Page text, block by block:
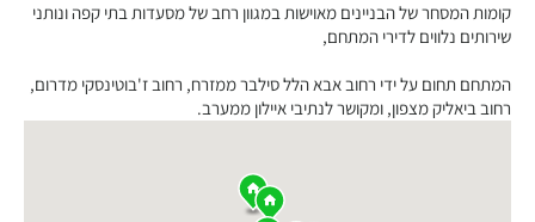
קומות המסחר של הבניינים מאוישות במגוון רחב של מסעדות בתי קפה ונותני
שירותים נלווים לדירי המתחם,
המתחם תחום על ידי רחוב אבא הלל סילבר ממזרח, רחוב ז'בוטינסקי מדרום,
רחוב ביאליק מצפון, ומקושר לנתיבי איילון ממערב.